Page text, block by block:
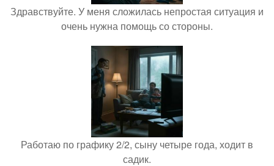
Здравствуйте. У меня сложилась непростая ситуация и
очень нужна помощь со стороны.
Работаю по графику 2/2, сыну четыре года, ходит в
садик.